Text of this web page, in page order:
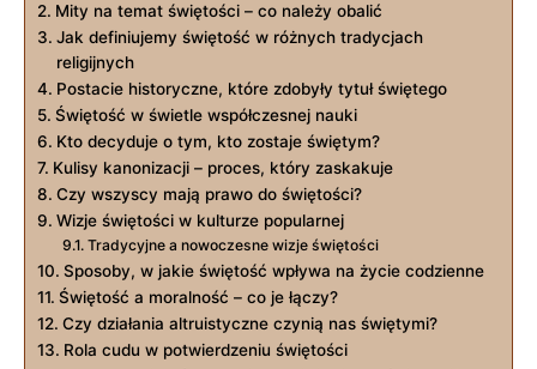
Mity na temat⁣ świętości –‍ co⁢ należy obalić
Jak definiujemy świętość ⁢w różnych tradycjach
religijnych
Postacie historyczne, które zdobyły⁤ tytuł świętego
Świętość w świetle ⁣współczesnej nauki
Kto decyduje o tym, kto zostaje świętym?
Kulisy kanonizacji – proces,⁤ który zaskakuje
Czy wszyscy mają prawo do ​świętości?
Wizje świętości w kulturze popularnej
Tradycyjne ‌a nowoczesne wizje świętości
Sposoby,⁣ w jakie świętość‍ wpływa na życie codzienne
Świętość a moralność​ –‌ co ⁢je łączy?
Czy działania altruistyczne‍ czynią nas świętymi?
Rola cudu⁤ w ‌potwierdzeniu świętości